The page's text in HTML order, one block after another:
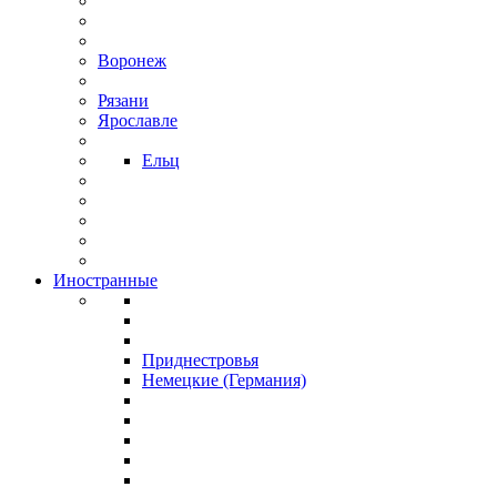
Воронеж
Рязани
Ярославле
Ельц
Иностранные
Приднестровья
Немецкие (Германия)